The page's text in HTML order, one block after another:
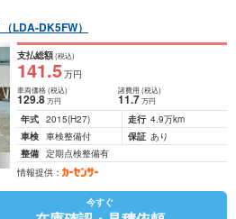
（LDA-DK5FW）
支払総額(税込)
141.5万円
車両価格(税込)
129.8万円
諸費用 (税込)
11.7 万円
年式 2015(H27) 走行 4.9万km
車検 車検整備付 保証 あり
整備 定期点検整備有
情報提供：
今すぐ